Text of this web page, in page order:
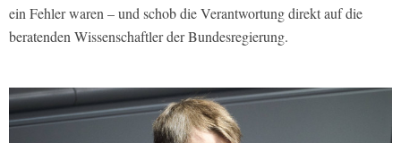
ein Fehler waren – und schob die Verantwortung direkt auf die
beratenden Wissenschaftler der Bundesregierung.